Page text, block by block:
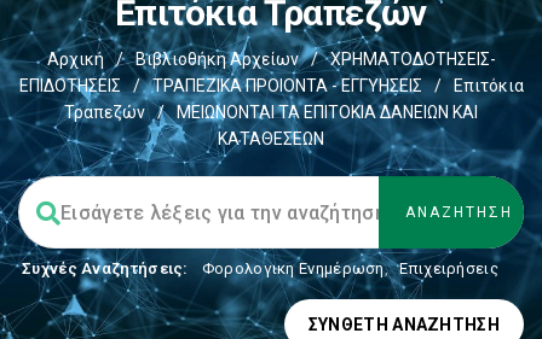
Επιτόκια Τραπεζών
Αρχική / Βιβλιοθήκη Αρχείων /
ΧΡΗΜΑΤΟΔΟΤΗΣΕΙΣ-
ΕΠΙΔΟΤΗΣΕΙΣ
/ ΤΡΑΠΕΖΙΚΑ ΠΡΟΙΟΝΤΑ - ΕΓΓΥΗΣΕΙΣ /
Επιτόκια
Τραπεζών
/
ΜΕΙΩΝΟΝΤΑΙ ΤΑ ΕΠΙΤΟΚΙΑ ΔΑΝΕΙΩΝ ΚΑΙ
ΚΑΤΑΘΕΣΕΩΝ
Συχνές Αναζητήσεις: Φορολογικη Ενημέρωση, Επιχειρήσεις
ΣΎΝΘΕΤΗ ΑΝΑΖΉΤΗΣΗ